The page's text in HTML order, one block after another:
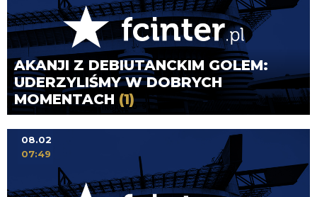
AKANJI Z DEBIUTANCKIM GOLEM:
UDERZYLIŚMY W DOBRYCH
MOMENTACH (1)
08.02
07:49